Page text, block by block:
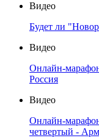
Видео
Будет ли
Видео
Онлайн-
Россия
Видео
Онлайн-
четвертый -